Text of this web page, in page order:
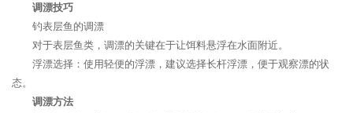
调漂技巧
钓表层鱼的调漂
对于表层鱼类，调漂的关键在于让饵料悬浮在水面附近。
浮漂选择：使用轻便的浮漂，建议选择长杆浮漂，便于观察漂的状
态。
调漂方法